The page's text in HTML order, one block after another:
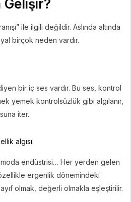
Gelişir?
ile ilgili değildir. Aslında altında
birçok neden vardır.
bir iç ses vardır. Bu ses, kontrol
yemek kontrolsüzlük gibi algılanır,
iter.
algısı:
endüstrisi… Her yerden gelen
özellikle ergenlik dönemindeki
olmak, değerli olmakla eşleştirilir.